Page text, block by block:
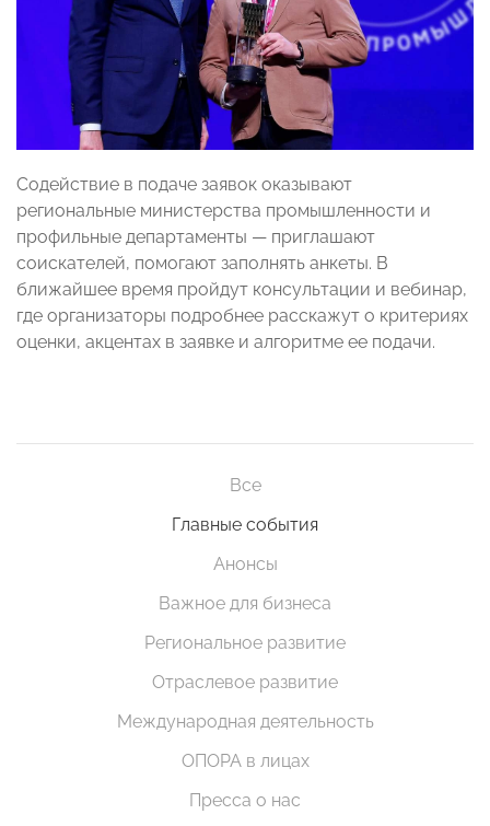
Содействие в подаче заявок оказывают
региональные министерства промышленности и
профильные департаменты — приглашают
соискателей, помогают заполнять анкеты. В
ближайшее время пройдут консультации и вебинар,
где организаторы подробнее расскажут о критериях
оценки, акцентах в заявке и алгоритме ее подачи.
Все
Главные события
Анонсы
Важное для бизнеса
Региональное развитие
Отраслевое развитие
Международная деятельность
ОПОРА в лицах
Пресса о нас